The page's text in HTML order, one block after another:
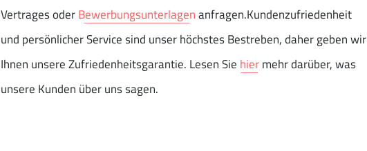
Vertrages oderBewerbungsunterlagenanfragen.Kundenzufriedenheit
und persönlicher Service sind unser höchstes Bestreben, daher geben wir
Ihnen unsere Zufriedenheitsgarantie. Lesen Sie hiermehr darüber, was
unsere Kunden über uns sagen.